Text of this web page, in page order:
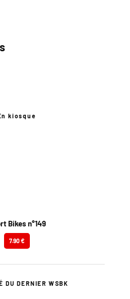
kiosque
Bikes n°149
7.90 €
DU DERNIER WSBK